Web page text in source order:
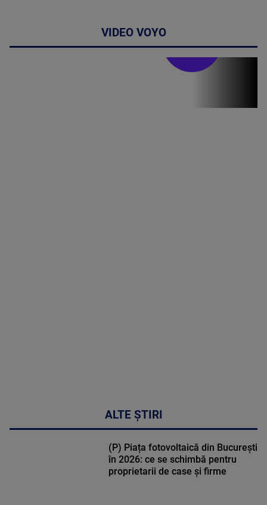
VIDEO VOYO
ALTE ȘTIRI
(P) Piața fotovoltaică din București
în 2026: ce se schimbă pentru
proprietarii de case și firme